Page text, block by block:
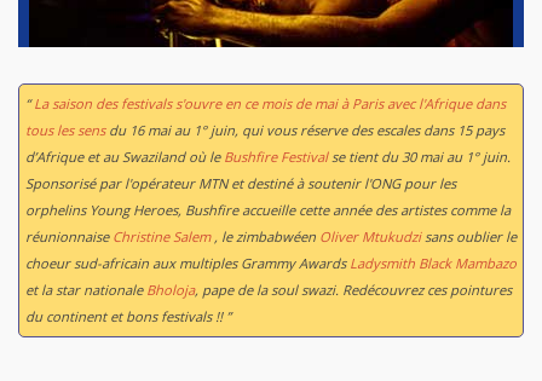
“La saison des festivals s'ouvre en ce mois de mai à Paris avec l'Afrique dans
tous les sensdu 16 mai au 1° juin, qui vous réserve des escales dans 15 pays
d’Afrique et au Swaziland où le Bushfire Festivalse tient du 30 mai au 1° juin.
Sponsorisé par l'opérateur MTN et destiné à soutenir l'ONG pour les
orphelins Young Heroes, Bushfire accueille cette année des artistes comme la
réunionnaise Christine Salem, le zimbabwéen Oliver Mtukudzisans oublier le
choeur sud-africain aux multiples Grammy Awards Ladysmith Black Mambazo
et la star nationale Bholoja, pape de la soul swazi. Redécouvrez ces pointures
du continent et bons festivals !! ”